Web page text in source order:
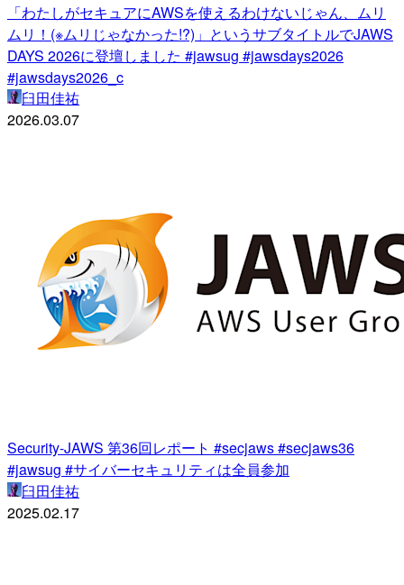
「わたしがセキュアにAWSを使えるわけないじゃん、ムリ
ムリ！(※ムリじゃなかった!?)」というサブタイトルでJAWS
DAYS 2026に登壇しました #jawsug #jawsdays2026
#jawsdays2026_c
臼田佳祐
2026.03.07
Security-JAWS 第36回レポート #secjaws #secjaws36
#jawsug #サイバーセキュリティは全員参加
臼田佳祐
2025.02.17